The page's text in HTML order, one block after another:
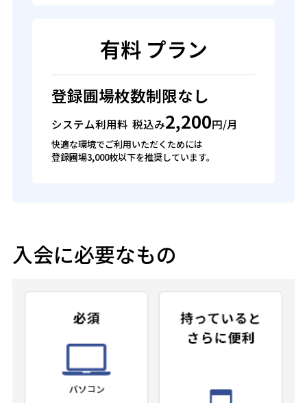
有料プラン
登録圃場枚数制限なし
システム利用料 税込み2,200円/月
快適な環境でご利用いただくためには
登録圃場3,000枚以下を推奨しています。
入会に必要なもの